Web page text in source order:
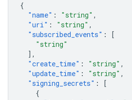
{
"name" : "string" ,
"uri" : "string" ,
"subscribed_events" :
[
"string"
],
"create_time" : "string" ,
"update_time" : "string" ,
"signing_secrets" :
[
{